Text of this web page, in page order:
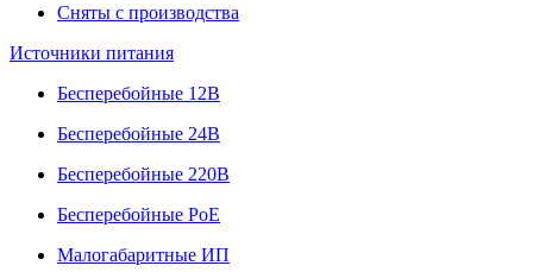
Сняты с производства
Источники питания
Бесперебойные 12В
Бесперебойные 24В
Бесперебойные 220В
Бесперебойные PoE
Малогабаритные ИП